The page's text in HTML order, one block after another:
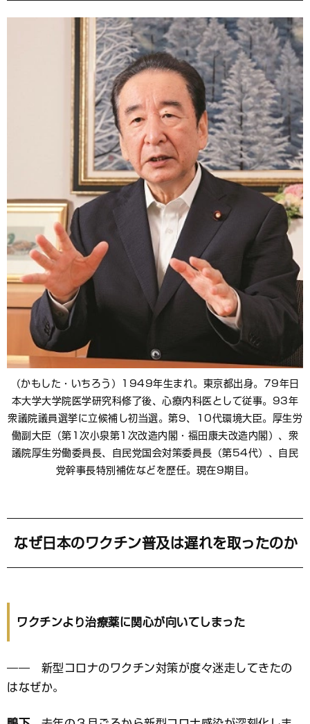
（かもした・いちろう）1949年生まれ。東京都出身。79年日
本大学大学院医学研究科修了後、心療内科医として従事。93年
衆議院議員選挙に立候補し初当選。第9、10代環境大臣。厚生労
働副大臣（第1次小泉第1次改造内閣・福田康夫改造内閣）、衆
議院厚生労働委員長、自民党国会対策委員長（第54代）、自民
党幹事長特別補佐などを歴任。現在9期目。
なぜ日本のワクチン普及は遅れを取ったのか
ワクチンより治療薬に関心が向いてしまった
―― 新型コロナのワクチン対策が度々迷走してきたの
はなぜか。